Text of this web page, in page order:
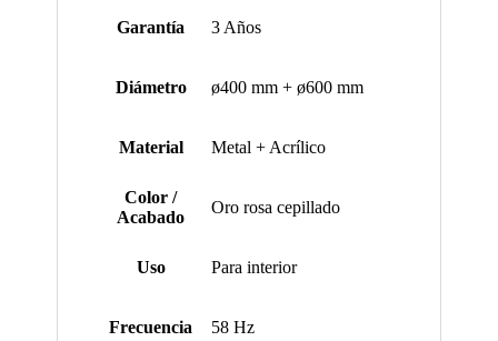
Garantía 3 Años
Diámetro ø400 mm + ø600 mm
Material Metal + Acrílico
Color /
Acabado
Oro rosa cepillado
Uso Para interior
Frecuencia 58 Hz